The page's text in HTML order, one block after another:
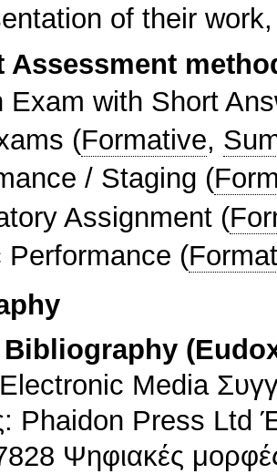
of their
Assessment
Exam with Short
(Formative,
/ Staging (
Assignment (
Performance (
Media
Phaidon Press Ltd
Ψηφιακές